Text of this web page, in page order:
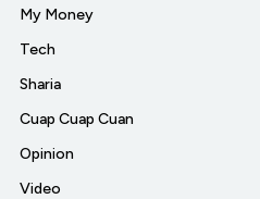
My Money
Tech
Sharia
Cuap Cuap Cuan
Opinion
Video